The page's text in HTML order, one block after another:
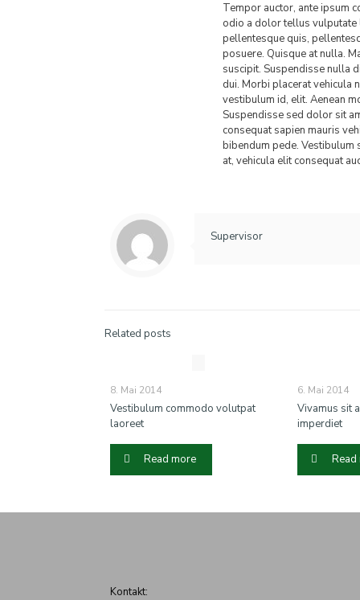
Tempor auctor, ante ipsum
odio a dolor tellus vulputate
pellentesque quis,
posuere. Quisque at nulla.
suscipit. Suspendisse nulla
dui. Morbi placerat vehicula
vestibulum id, elit. Aenean
Suspendisse sed dolor sit
consequat sapien mauris
bibendum pede. Vestibulum
at, vehicula elit consequat
Supervisor
Related posts
8. Mai 2014
Vestibulum commodo volutpat
laoreet
Read more
6. Mai 2014
Vivamus sit
imperdiet
Read
Kontakt: